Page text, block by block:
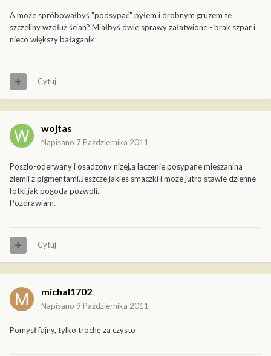
A może spróbowałbyś "podsypać" pyłem i drobnym gruzem te
szczeliny wzdłuż ścian? Miałbyś dwie sprawy załatwione - brak szpar i
nieco większy bałaganik
Cytuj
wojtas
Napisano 7 Października 2011
Poszlo-oderwany i osadzony nizej,a laczenie posypane mieszanina
ziemii z pigmentami.Jeszcze jakies smaczki i moze jutro stawie dzienne
fotki,jak pogoda pozwoli.
Pozdrawiam.
Cytuj
michal1702
Napisano 9 Października 2011
Pomysł fajny, tylko trochę za czysto